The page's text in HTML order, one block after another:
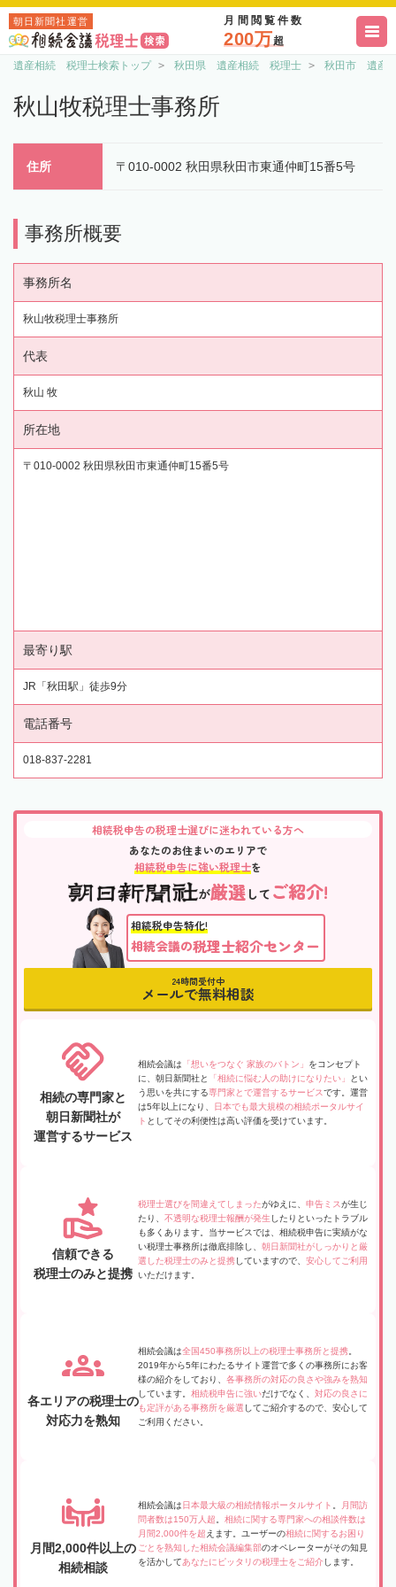
朝日新聞社運営 月間閲覧件数
200万超
遺産相続 税理士検索トップ 秋田県 遺産相続 税理士 秋田市 遺産
秋山牧税理士事務所
住所 〒010-0002 秋田県秋田市東通仲町15番5号
事務所概要
事務所名
秋山牧税理士事務所
代表
秋山 牧
所在地
〒010-0002 秋田県秋田市東通仲町15番5号
最寄り駅
JR「秋田駅」徒歩9分
電話番号
018-837-2281
相続税申告の税理士選びに迷われている方へ
あなたのお住まいのエリアで
相続税申告に強い税理士を
が厳選して ご紹介!
相続税申告特化!
相続会議の税理士紹介センター
24時間受付中
メールで無料相談
相続の専門家と
朝日新聞社が
運営するサービス
相続会議は 「想いをつなぐ 家族のバトン」 をコンセプト
に、朝日新聞社と
「相続に悩む人の助けになりたい」
とい
う思いを共にする専門家とで運営するサービスです。運営
は5年以上になり、
日本でも最大規模の相続ポータルサイ
ト としてその利便性は高い評価を受けています。
信頼できる
税理士のみと提携
税理士選びを間違えてしまったがゆえに、 申告ミスが生じ
たり、 不透明な税理士報酬が発生 したりといったトラブル
も多くあります。当サービスでは、相続税申告に実績がな
い税理士事務所は徹底排除し、 朝日新聞社がしっかりと厳
選した税理士のみと提携していますので、 安心してご利用
いただけます。
各エリアの税理士の
対応力を熟知
相続会議は全国450事務所以上の税理士事務所と提携
2019年から5年にわたるサイト運営で多くの事務所にお客
様の紹介をしており、 各事務所の対応の良さや強みを熟知
しています。 相続税申告に強いだけでなく、 対応の良さに
も定評がある事務所を厳選 してご紹介するので、安心して
ご利用ください。
月間2,000件以上の
相続相談
相続会議は 日本最大級の相続情報ポータルサイト
月間訪
問者数は150万人超
相続に関する専門家への相談件数は
月間2,000件を超 えます。ユーザーの相続に関するお困り
ごとを熟知した相続会議編集部のオペレーターがその知見
を活かしてあなたにピッタリの税理士をご紹介 します。